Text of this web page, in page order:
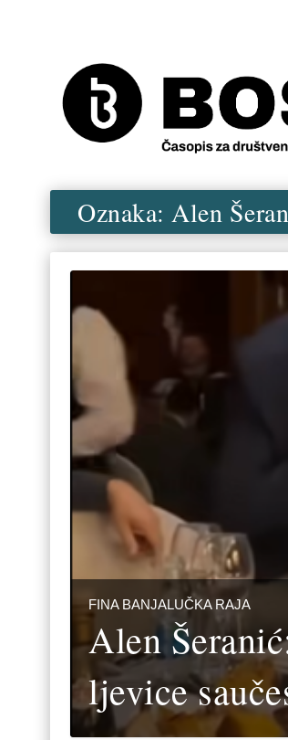
Oznaka:Alen
FINA BANJALUČKA RAJA
Alen
ljevice